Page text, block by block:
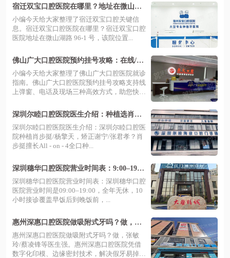
宿迁双宝口腔医院在哪里？地址在微山湖
路，正规连锁口碑好|支持预约挂号
小编今天给大家整理了宿迁双宝口腔关键信
息。宿迁双宝口腔医院在哪里？宿迁双宝口腔
医院地址在微山湖路 96-1 号，该院位置...
佛山广大口腔医院预约挂号攻略：在线/电
话等预约方式+禅城/南海/顺德3院地址
小编今天给大家整理了佛山广大口腔医院就诊
指南。佛山广大口腔医院预约挂号攻略支持线
上弹窗、电话及现场三种高效方式，助您快
深圳尔睦口腔医院医生介绍：种植选肖步
挺/杨擎天，矫正选谢宁/张君孝
深圳尔睦口腔医院医生介绍：深圳尔睦口腔医
院种植肖步挺/杨擎天，矫正谢宁/张君孝？肖
步挺擅长All - on - 4全口种...
深圳穗华口腔医院营业时间表：9:00–19:0
0接诊，地址在罗湖东门南路2006号
深圳穗华口腔医院营业时间表：深圳穗华口腔
医院营业时间是09:00–19:00，全年无休，10
小时接诊覆盖早饭后到晚饭前，...
惠州深惠口腔医院做吸附式牙吗？做，可
预约张敏玲/蔡凌锋等医生
惠州深惠口腔医院做吸附式牙吗？做，张敏
玲/蔡凌锋等医生强。惠州深惠口腔医院凭借
数字化印模、边缘密封技术，解决假牙易掉等